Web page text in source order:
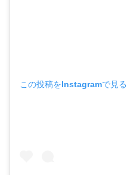
この投稿をInstagramで見る